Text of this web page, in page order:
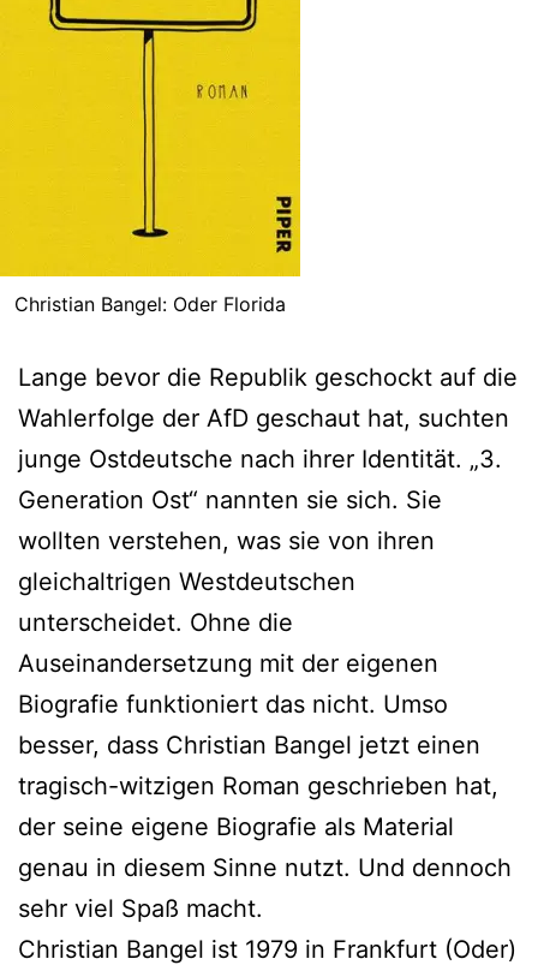
Christian Bangel: Oder Florida
Lange bevor die Republik geschockt auf die
Wahlerfolge der AfD geschaut hat, suchten
junge Ostdeutsche nach ihrer Identität. „3.
Generation Ost“ nannten sie sich. Sie
wollten verstehen, was sie von ihren
gleichaltrigen Westdeutschen
unterscheidet. Ohne die
Auseinandersetzung mit der eigenen
Biografie funktioniert das nicht. Umso
besser, dass Christian Bangel jetzt einen
tragisch-witzigen Roman geschrieben hat,
der seine eigene Biografie als Material
genau in diesem Sinne nutzt. Und dennoch
sehr viel Spaß macht.
Christian Bangel ist 1979 in Frankfurt (Oder)